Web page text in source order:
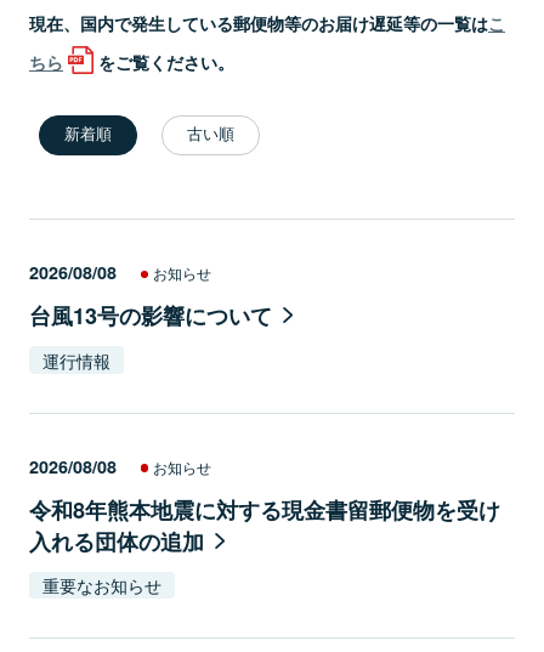
現在、国内で発生している郵便物等のお届け遅延等の一覧はこ
ちら
をご覧ください。
新着順 古い順
2026/08/08 お知らせ
台風13号の影響について
運行情報
2026/08/08 お知らせ
令和8年熊本地震に対する現金書留郵便物を受け
入れる団体の追加
重要なお知らせ